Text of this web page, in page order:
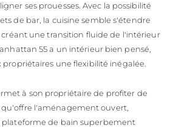
ses prouesses. Avec la possibilité
de bar, la cuisine semble s'étendre
une transition fluide de l'intérieur
55 a un intérieur bien pensé,
une flexibilité inégalée.
à son propriétaire de profiter de
l'aménagement ouvert,
de bain superbement